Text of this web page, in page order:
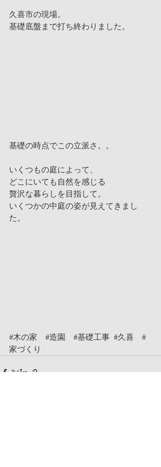
久喜市の現場。
基礎底盤まで打ち終わりました。
基礎の時点でこの立派さ。。
いくつもの庭によって、
どこにいても自然を感じる
贅沢な暮らしを目指して。
いくつかの中庭の姿が見えてきまし
た。
#木の家 #造園 #基礎工事 #久喜
#
家づくり